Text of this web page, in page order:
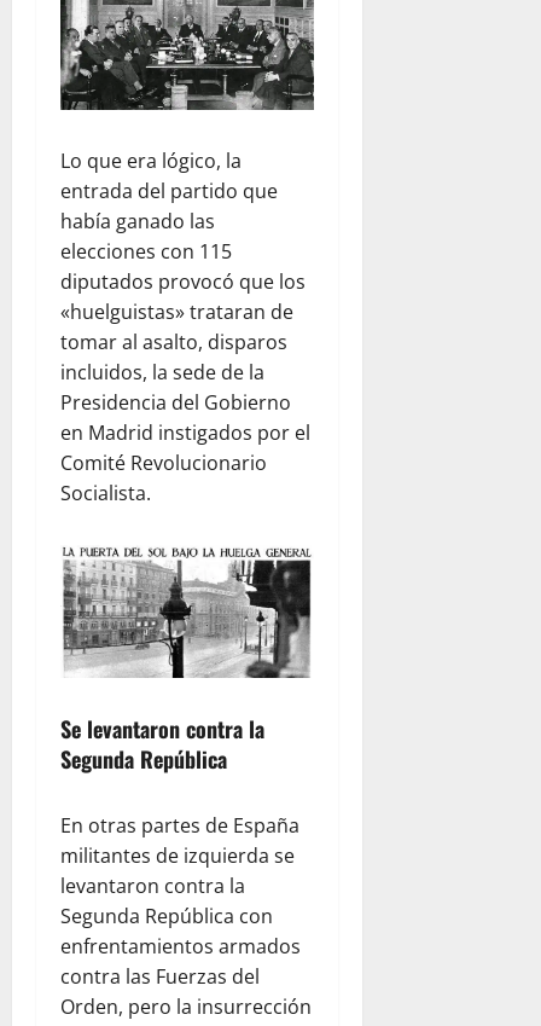
Lo que era lógico, la
entrada del partido que
había ganado las
elecciones con 115
diputados provocó que los
«huelguistas» trataran de
tomar al asalto, disparos
incluidos, la sede de la
Presidencia del Gobierno
en Madrid instigados por el
Comité Revolucionario
Socialista.
Se levantaron contra la
Segunda República
En otras partes de España
militantes de izquierda se
levantaron contra la
Segunda República con
enfrentamientos armados
contra las Fuerzas del
Orden, pero la insurrección